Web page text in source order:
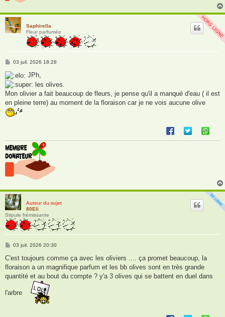
Saphirella
Fleur parfumée
M
s
s
a
g
e
03 juil. 2026 18:28
JPh,
les olives.
Mon olivier a fait beaucoup de fleurs, je pense qu'il a manqué d'eau ( il est
en pleine terre) au moment de la floraison car je ne vois aucune olive
Auteur du sujet
80Eli
Stipule frémissante
M
s
a
g
03 juil. 2026 20:30
C'est toujours comme ça avec les oliviers .... ça promet beaucoup, la
floraison a un magnifique parfum et les bb olives sont en très grande
quantité et au bout du compte ? y'a 3 olives qui se battent en duel dans
l'arbre